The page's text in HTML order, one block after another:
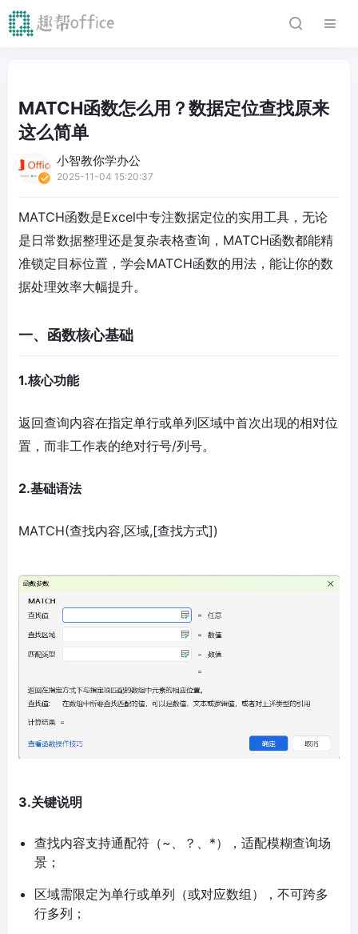
MATCH函数怎么用？数据定位查找原来
这么简单
小智教你学办公
2025-11-04 15:20:37
MATCH函数是Excel中专注数据定位的实用工具，无论
是日常数据整理还是复杂表格查询，MATCH函数都能精
准锁定目标位置，学会MATCH函数的用法，能让你的数
据处理效率大幅提升。
一、函数核心基础
1.核心功能
返回查询内容在指定单行或单列区域中首次出现的相对位
置，而非工作表的绝对行号/列号。
2.基础语法
MATCH(查找内容,区域,[查找方式])
3.关键说明
查找内容支持通配符（~、？、*），适配模糊查询场
景；
区域需限定为单行或单列（或对应数组），不可跨多
行多列；